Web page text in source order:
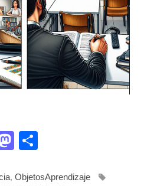
Mastodon
, ObjetosAprendizaje